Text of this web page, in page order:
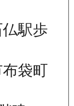
駅歩
袋町